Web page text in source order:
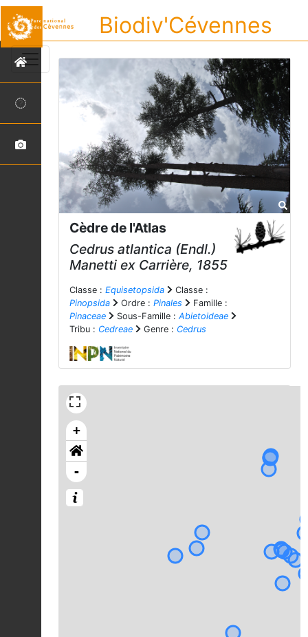
Biodiv'Cévennes
Cèdre de l'Atlas
Cedrus atlantica (Endl.)
Manetti ex Carrière, 1855
Classe : Equisetopsida
Classe :
Pinopsida
Ordre : Pinales
Famille :
Pinaceae
Sous-Famille : Abietoideae
Tribu : Cedreae Genre : Cedrus
+
-